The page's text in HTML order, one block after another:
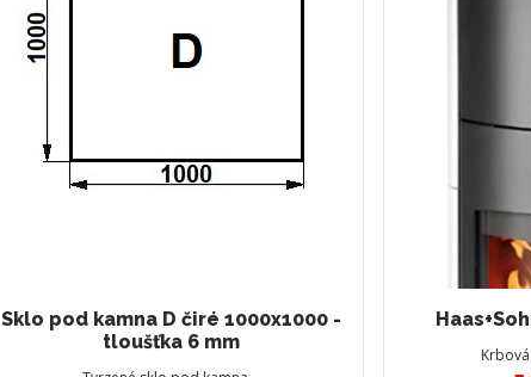
Sklo pod kamna D čiré 1000x1000 -
tloušťka 6 mm